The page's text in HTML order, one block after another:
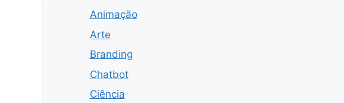
Animação
Arte
Branding
Chatbot
Ciência